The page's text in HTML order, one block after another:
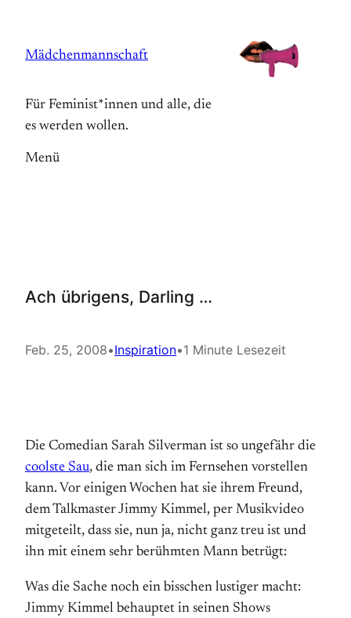
springen
Mädchenmannschaft
Für Feminist*innen und alle, die
es werden wollen.
Menü
Ach übrigens, Darling …
Feb. 25, 2008•Inspiration•1 Minute Lesezeit
Die Comedian Sarah Silverman ist so ungefähr die
coolste Sau, die man sich im Fernsehen vorstellen
kann. Vor einigen Wochen hat sie ihrem Freund,
dem Talkmaster Jimmy Kimmel, per Musikvideo
mitgeteilt, dass sie, nun ja, nicht ganz treu ist und
ihn mit einem sehr berühmten Mann betrügt:
Was die Sache noch ein bisschen lustiger macht:
Jimmy Kimmel behauptet in seinen Shows